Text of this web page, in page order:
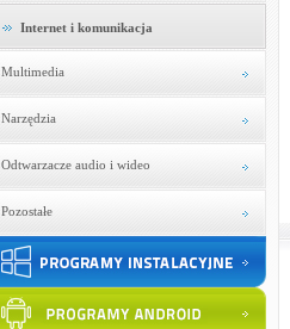
Internet i komunikacja
Multimedia
Narzędzia
Odtwarzacze audio i wideo
Pozostałe